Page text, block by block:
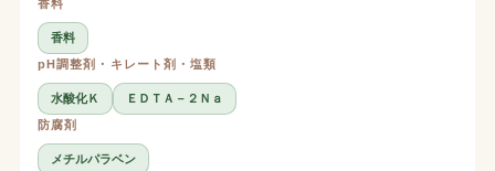
香料
香料
pH調整剤・キレート剤・塩類
水酸化Ｋ
ＥＤＴＡ－２Ｎａ
防腐剤
メチルパラベン